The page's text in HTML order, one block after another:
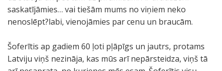
saskatījāmies… vai tiešām mums no viņiem neko
nenoslēpt?labi, vienojāmies par cenu un braucām.
Šoferītis ap gadiem 60 ļoti pļāpīgs un jautrs, protams
Latviju viņš nezināja, kas mūs arī nepārsteidza, viņš tā